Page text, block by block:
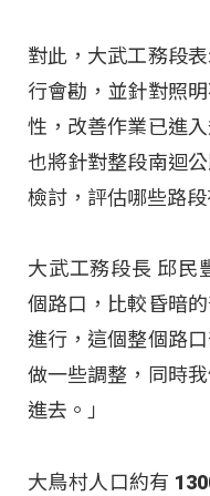
對此，大武工務段
行會勘，並針對照
性，改善作業已進
也將針對整段南迴
檢討，評估哪些路
大武工務段長 邱民
個路口，比較昏暗
進行，這個整個路
做一些調整，同時
進去。」
大鳥村人口約有